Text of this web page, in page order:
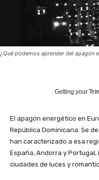
¿Qué podemos aprender del apagón
Getting your
El apagón energético en
República Dominicana. Se
han caracterizado a esa
España, Andorra y
ciudades de luces y